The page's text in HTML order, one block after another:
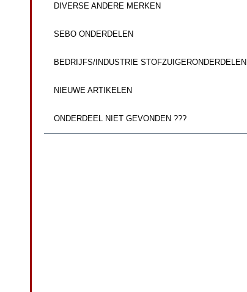
DIVERSE ANDERE MERKEN
SEBO ONDERDELEN
BEDRIJFS/INDUSTRIE STOFZUIGERONDERDELEN
NIEUWE ARTIKELEN
ONDERDEEL NIET GEVONDEN ???